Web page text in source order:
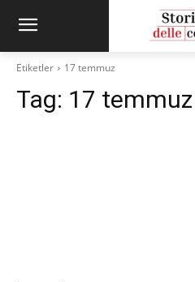
Etiketler 17 temmuz
Tag: 17 temmuz